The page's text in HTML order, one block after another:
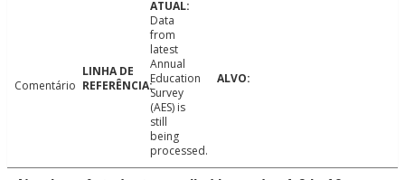
Comentário
Data
from
latest
Annual
Education
Survey
(AES) is
still
being
processed.